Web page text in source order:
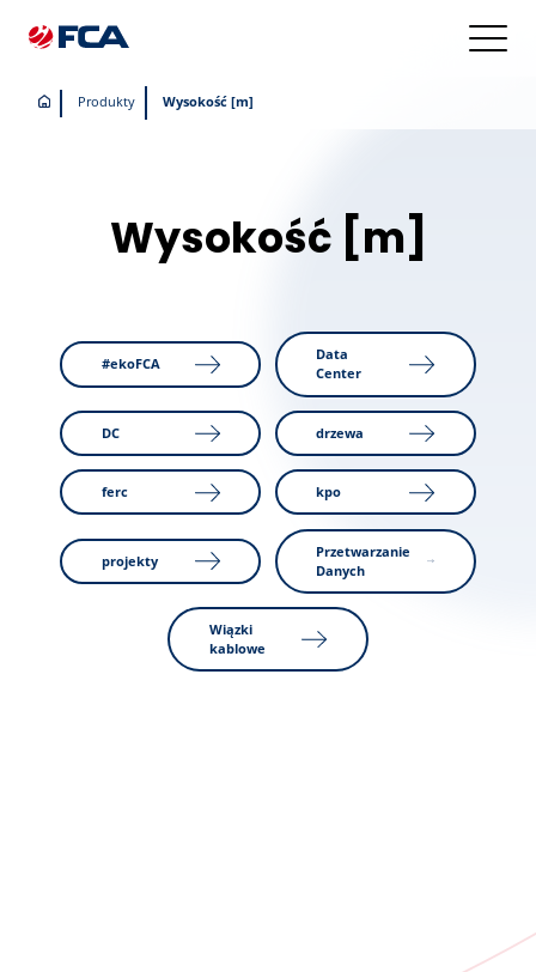
Produkty Wysokość [m]
Wysokość [m]
#ekoFCA
Data
Center
DC drzewa
ferc kpo
projekty
Przetwarzanie
Danych
Wiązki
kablowe